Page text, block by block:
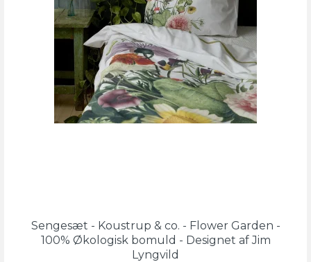
Sengesæt - Koustrup & co. - Flower Garden -
100% Økologisk bomuld - Designet af Jim
Lyngvild